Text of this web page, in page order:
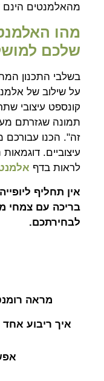
מהאלמנטים הינם
מהו
שלכם
בשלבי התכנון
על שילוב של
קונספט עיצובי
תמונה שגזרתם
זה". הכנו
עיצוביים. דוגמאות
לראות בדף
אין תחליף
בריכה עם צמחי
לבחירתכם.
מראה
איך ריבוע